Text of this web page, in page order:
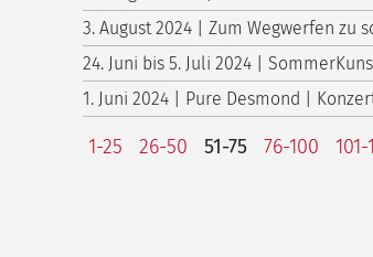
3. August 2024 | Zum Wegwerfen zu
24. Juni bis 5. Juli 2024 |
1. Juni 2024 | Pure Desmond |
1-25 26-50 51-75 76-100 101-